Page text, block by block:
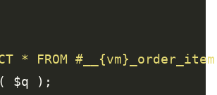
* FROM